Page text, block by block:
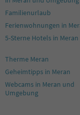
Familienurlaub
Ferienwohnungen in
5-Sterne Hotels in Meran
Therme Meran
Geheimtipps in Meran
Webcams in Meran und
Umgebung